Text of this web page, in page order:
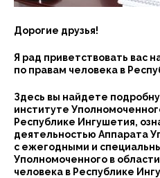
Дорогие друзья!
Я рад приветствовать вас
по правам человека в
Здесь вы найдете
институте
Республике Ингушетия,
деятельностью Аппарата
с ежегодными и
Уполномоченного в
человека в Республике